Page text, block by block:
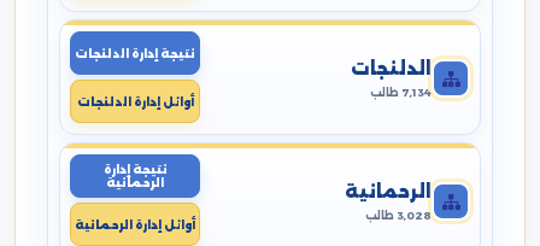
الدلنجات
7,134 طالب
نتيجة إدارة الدلنجات
أوائل إدارة الدلنجات
الرحمانية
3,028 طالب
نتيجة إدارة
الرحمانية
أوائل إدارة الرحمانية